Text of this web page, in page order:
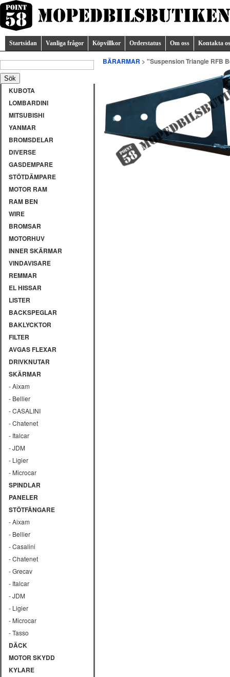
Startsidan Vanliga frågor Köpvillkor Orderstatus Om oss Kontakta
KUBOTA
LOMBARDINI
MITSUBISHI
YANMAR
BROMSDELAR
DIVERSE
GASDEMPARE
STÖTDÄMPARE
MOTOR RAM
RAM BEN
WIRE
BROMSAR
MOTORHUV
INNER SKÄRMAR
VINDAVISARE
REMMAR
EL HISSAR
LISTER
BACKSPEGLAR
BAKLYCKTOR
FILTER
AVGAS FLEXAR
DRIVKNUTAR
SKÄRMAR
- Aixam
- Bellier
- CASALINI
- Chatenet
- Italcar
- JDM
- Ligier
- Microcar
SPINDLAR
PANELER
STÖTFÅNGARE
- Aixam
- Bellier
- Casalini
- Chatenet
- Grecav
- Italcar
- JDM
- Ligier
- Microcar
- Tasso
DÄCK
MOTOR SKYDD
KYLARE
BÄRARMAR > "Suspension Triangle RFB